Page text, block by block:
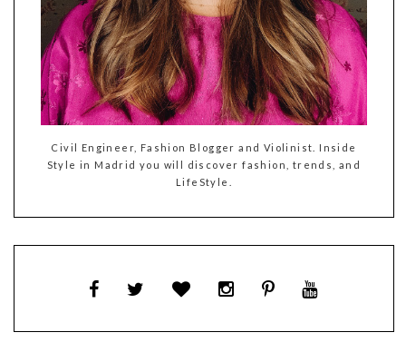
Civil Engineer, Fashion Blogger and Violinist. Inside
Style in Madrid you will discover fashion, trends, and
LifeStyle.